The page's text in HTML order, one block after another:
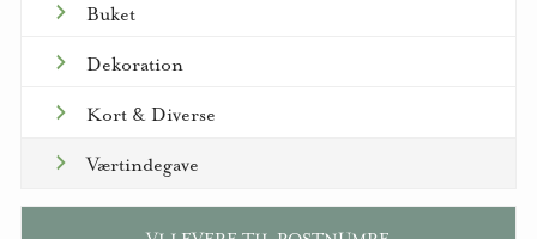
Buket
Dekoration
Kort & Diverse
Værtindegave